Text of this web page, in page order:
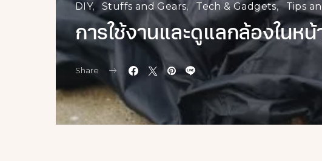
DIY Stuffs and Gears Tech & Gadgets Tips
การใช้งานและดูแลกล้องในห
Share